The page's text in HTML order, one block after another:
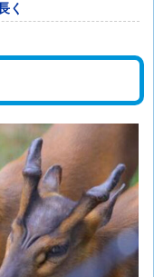
く